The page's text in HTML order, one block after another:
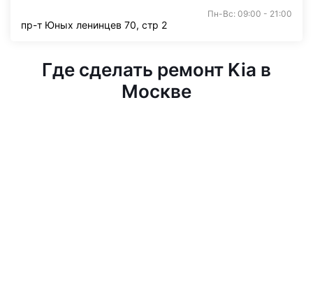
Пн-Вс: 09:00 - 21:00
пр-т Юных ленинцев 70, стр 2
Где сделать ремонт Kia в
Москве